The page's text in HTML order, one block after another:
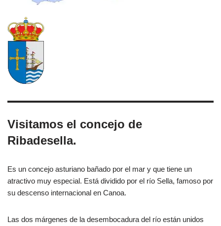
Visitamos el concejo de
Ribadesella.
Es un concejo asturiano bañado por el mar y que tiene un
atractivo muy especial. Está dividido por el río Sella, famoso por
su descenso internacional en Canoa.
Las dos márgenes de la desembocadura del río están unidos